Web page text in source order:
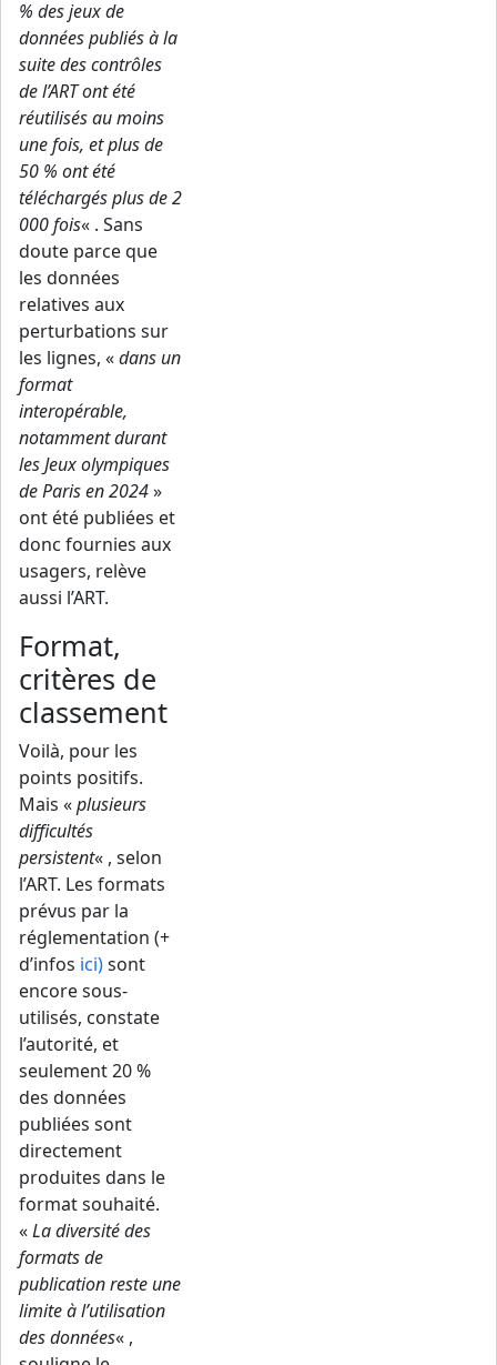
% des jeux de
données publiés à la
suite des contrôles
de l’ART ont été
réutilisés au moins
une fois, et plus de
50 % ont été
téléchargés plus de 2
000 fois« . Sans
doute parce que
les données
relatives aux
perturbations sur
les lignes, «dans un
format
interopérable,
notamment durant
les Jeux olympiques
de Paris en 2024»
ont été publiées et
donc fournies aux
usagers, relève
aussi l’ART.
Format,
critères de
classement
Voilà, pour les
points positifs.
Mais «plusieurs
difficultés
persistent« , selon
l’ART. Les formats
prévus par la
réglementation (+
d’infos ici)sont
encore sous-
utilisés, constate
l’autorité, et
seulement 20 %
des données
publiées sont
directement
produites dans le
format souhaité.
«La diversité des
formats de
publication reste une
limite à l’utilisation
des données« ,